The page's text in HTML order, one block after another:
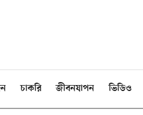
চাকরি জীবনযাপন ভিডিও